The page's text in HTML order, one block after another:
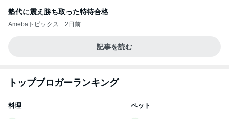
塾代に震え勝ち取った特待合格
Amebaトピックス 2日前
記事を読む
トップブロガーランキング
料理 ペット